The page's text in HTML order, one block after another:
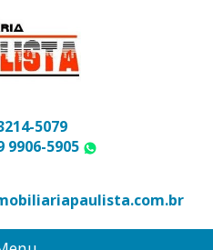
5079
9906-5905